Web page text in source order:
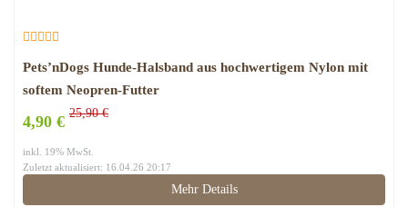
Pets’nDogs Hunde-Halsband aus hochwertigem Nylon mit
softem Neopren-Futter
4,90 € 25,90 €
inkl. 19% MwSt.
Zuletzt aktualisiert: 16.04.26 20:17
Mehr Details